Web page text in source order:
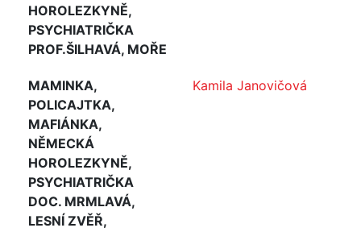
HOROLEZKYNĚ,
PSYCHIATRIČKA
PROF.ŠILHAVÁ, MOŘE
MAMINKA,
POLICAJTKA,
MAFIÁNKA,
NĚMECKÁ
HOROLEZKYNĚ,
PSYCHIATRIČKA
DOC. MRMLAVÁ,
LESNÍ ZVĚŘ,
Kamila Janovičová